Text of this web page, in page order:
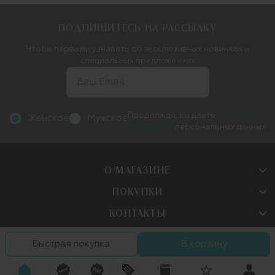
О МАГАЗИНЕ
ПОКУПКИ
КОНТАКТЫ
Быстрая покупка В корзину